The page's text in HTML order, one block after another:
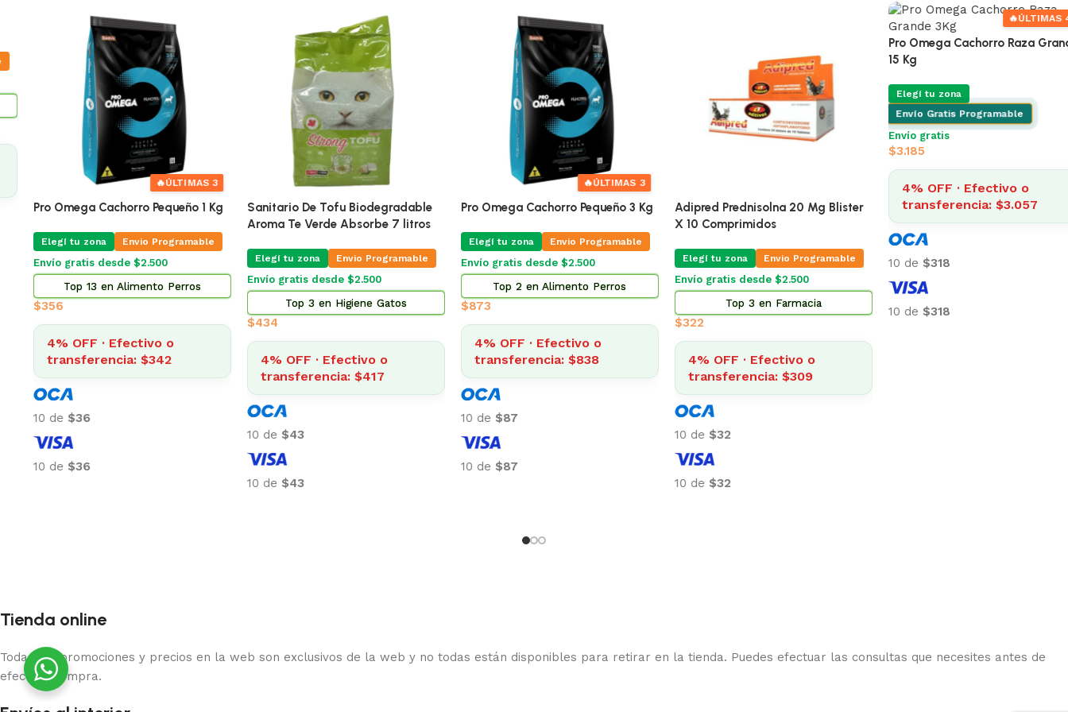
🔥 ÚLTIMAS 3
Pro Omega Cachorro Pequeño 3 Kg
Elegí tu zona Envio Programable
Envío gratis desde $2.500
Top 2 en Alimento Perros
873
4% OFF · Efectivo o
transferencia: $838
10 de$87
10 de$87
Adipred Prednisolna 20 Mg Blister
X 10 Comprimidos
Elegí tu zona Envio Programable
Envío gratis desde $2.500
Top 3 en Farmacia
$ 322
4% OFF · Efectivo o
transferencia: $309
10 de$32
10 de$32
🔥ÚLTIMAS 4
Pro Omega Cachorro Raza Grande
Envío Gratis Programable
4% OFF · Efectivo o
transferencia: $3.057
10 de$318
10 de$318
Envio Programable
Envío gratis desde $2.500
Top 5 en Alimento Gatos
10 de $201
10 de
Shampoo Para Perros y Gatos
Dominal
Elegí tu zona
Envío gratis desde $2.500
Tienda online
Todas las promociones y precios en la web son exclusivos de la web y no todas están disponibles para retirar en la tienda. Puedes efectuar las consultas que necesites antes de
efectuar compra.